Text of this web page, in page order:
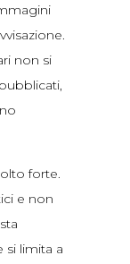
non si
forte.
e non
si limita a